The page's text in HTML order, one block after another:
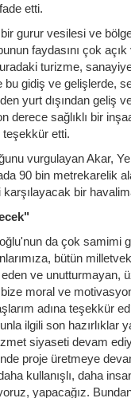
etti.
gurur vesilesi ve
faydasını çok
turizme,
bu gidiş ve gelişlerde,
yurt dışından geliş
sağlıklı bir
etti.
vurgulayan Akar,
90 bin metrekarelik
bir
da çok samimi
bütün
ve unutturmayan,
moral ve
adına teşekkür
ilgili son hazırlıklar
siyaseti devam
proje üretmeye
kullanışlı, daha
yapacağız.